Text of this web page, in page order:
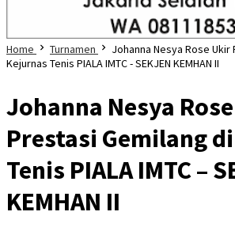
Home Turnamen
Johanna Nesya Rose
Kejurnas Tenis PIALA IMTC - SEKJEN KEMHAN II
Johanna Nesya
Prestasi Gemilang
Tenis PIALA IMTC –
KEMHAN II